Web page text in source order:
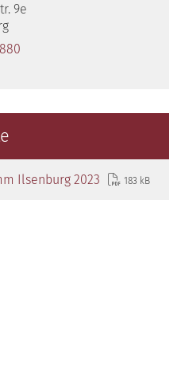
9e
Ilsenburg 2023 183 kB